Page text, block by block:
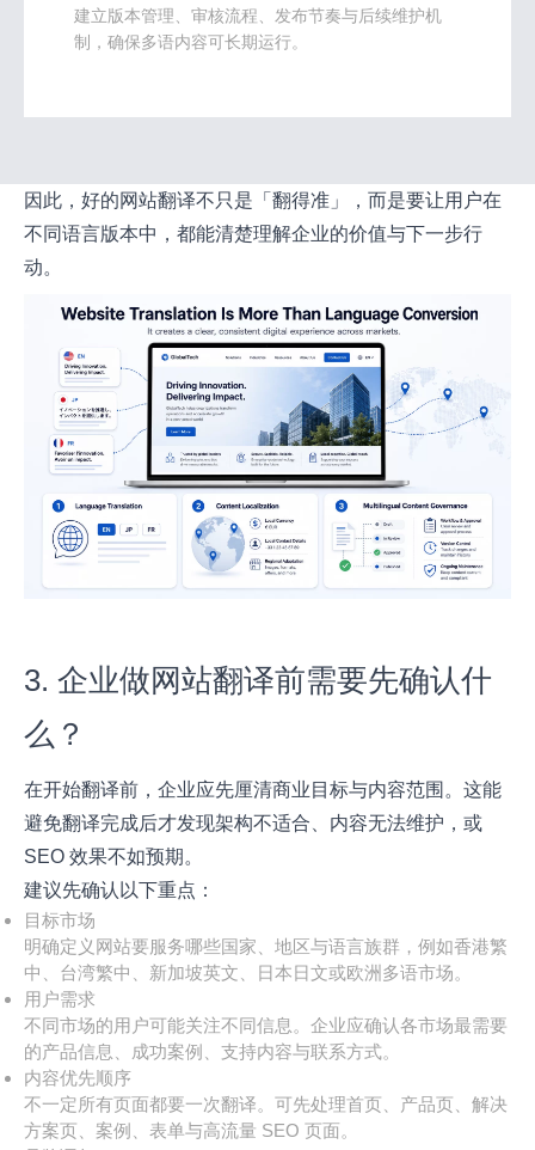
建立版本管理、审核流程、发布节奏与后续维护机
制，确保多语内容可长期运行。
因此，好的网站翻译不只是「翻得准」，而是要让用户在
不同语言版本中，都能清楚理解企业的价值与下一步行
动。
3. 企业做网站翻译前需要先确认什
么？
在开始翻译前，企业应先厘清商业目标与内容范围。这能
避免翻译完成后才发现架构不适合、内容无法维护，或
SEO 效果不如预期。
建议先确认以下重点：
目标市场
明确定义网站要服务哪些国家、地区与语言族群，例如香港繁
中、台湾繁中、新加坡英文、日本日文或欧洲多语市场。
用户需求
不同市场的用户可能关注不同信息。企业应确认各市场最需要
的产品信息、成功案例、支持内容与联系方式。
内容优先顺序
不一定所有页面都要一次翻译。可先处理首页、产品页、解决
方案页、案例、表单与高流量 SEO 页面。